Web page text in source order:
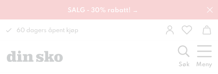
SALG - 30% rabatt! →
60 dagers åpent kjøp
Søk Meny